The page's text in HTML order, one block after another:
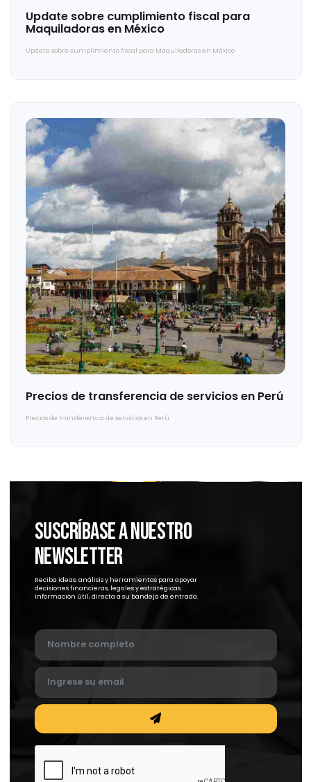
Acuerdos intragrupo y políticas corporativas
Update sobre cumplimiento fiscal para